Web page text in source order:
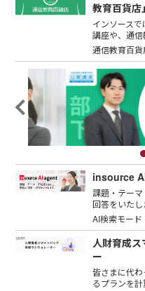
教育百貨店」
インソース
講座や、通
通信教育百貨
insource
課題・テー
回答をいたし
AI検索モード
人財育成ス
ー
皆さまに代
るプランを計